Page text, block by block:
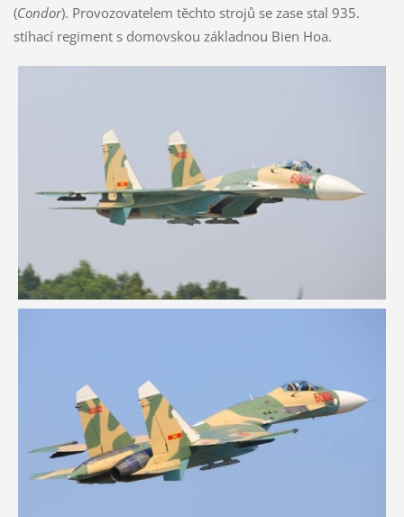
(Condor). Provozovatelem těchto strojů se zase stal 935.
stíhací regiment s domovskou základnou Bien Hoa.